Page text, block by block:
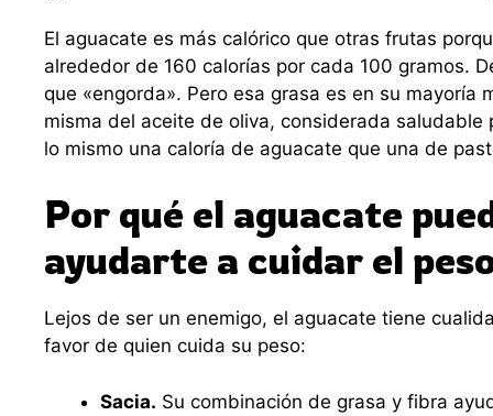
El aguacate es más calórico que otras frutas
alrededor de 160 calorías por cada 100 gramos.
que «engorda». Pero esa grasa es en su mayoría
misma del aceite de oliva, considerada saludable
lo mismo una caloría de aguacate que una de
Por qué el aguacate
ayudarte a cuidar el
Lejos de ser un enemigo, el aguacate tiene
favor de quien cuida su peso:
Sacia. Su combinación de grasa y fibra